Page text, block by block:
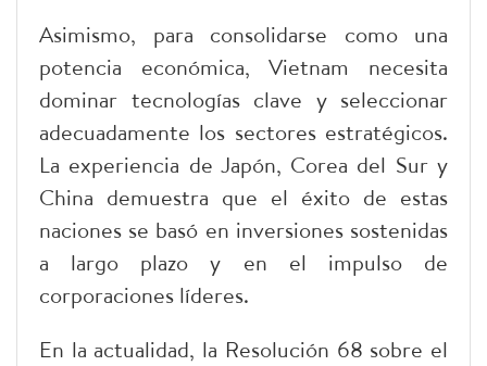
Asimismo, para consolidarse como una
potencia económica, Vietnam necesita
dominar tecnologías clave y seleccionar
adecuadamente los sectores estratégicos.
La experiencia de Japón, Corea del Sur y
China demuestra que el éxito de estas
naciones se basó en inversiones sostenidas
a largo plazo y en el impulso de
corporaciones líderes.
En la actualidad, la Resolución 68 sobre el